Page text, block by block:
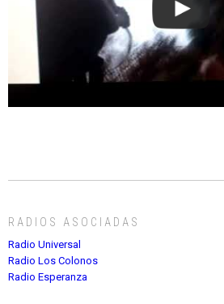
RADIOS ASOCIADAS
Radio Universal
Radio Los Colonos
Radio Esperanza